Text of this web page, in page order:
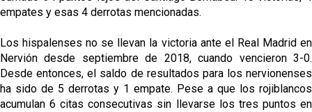
empates y esas 4 derrotas mencionadas.
Los hispalenses no se llevan la victoria ante el Real Madrid en
Nervión desde septiembre de 2018, cuando vencieron 3-0.
Desde entonces, el saldo de resultados para los nervionenses
ha sido de 5 derrotas y 1 empate. Pese a que los rojiblancos
acumulan 6 citas consecutivas sin llevarse los tres puntos en